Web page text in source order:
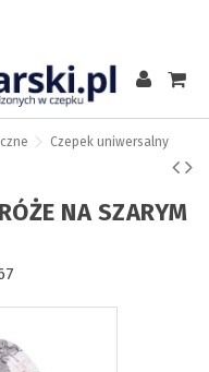
Czepek uniwersalny
NA SZARYM